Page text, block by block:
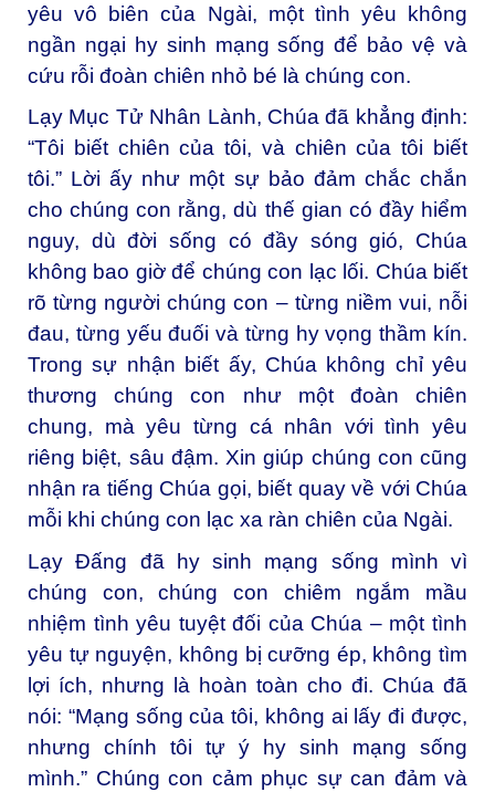
yêu vô biên của Ngài, một tình yêu không
ngần ngại hy sinh mạng sống để bảo vệ và
cứu rỗi đoàn chiên nhỏ bé là chúng con.
Lạy Mục Tử Nhân Lành, Chúa đã khẳng định:
“Tôi biết chiên của tôi, và chiên của tôi biết
tôi.” Lời ấy như một sự bảo đảm chắc chắn
cho chúng con rằng, dù thế gian có đầy hiểm
nguy, dù đời sống có đầy sóng gió, Chúa
không bao giờ để chúng con lạc lối. Chúa biết
rõ từng người chúng con – từng niềm vui, nỗi
đau, từng yếu đuối và từng hy vọng thầm kín.
Trong sự nhận biết ấy, Chúa không chỉ yêu
thương chúng con như một đoàn chiên
chung, mà yêu từng cá nhân với tình yêu
riêng biệt, sâu đậm. Xin giúp chúng con cũng
nhận ra tiếng Chúa gọi, biết quay về với Chúa
mỗi khi chúng con lạc xa ràn chiên của Ngài.
Lạy Đấng đã hy sinh mạng sống mình vì
chúng con, chúng con chiêm ngắm mầu
nhiệm tình yêu tuyệt đối của Chúa – một tình
yêu tự nguyện, không bị cưỡng ép, không tìm
lợi ích, nhưng là hoàn toàn cho đi. Chúa đã
nói: “Mạng sống của tôi, không ai lấy đi được,
nhưng chính tôi tự ý hy sinh mạng sống
mình.” Chúng con cảm phục sự can đảm và